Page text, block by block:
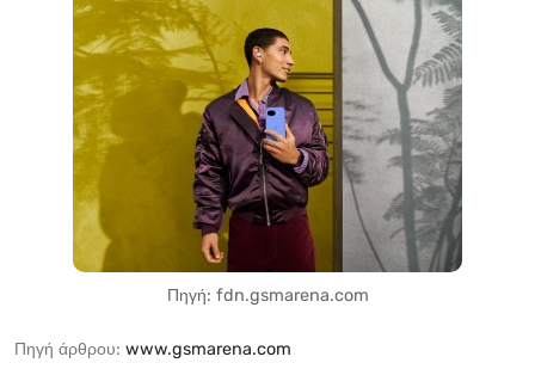
Πηγή: fdn.gsmarena.com
Πηγή άρθρου: www.gsmarena.com